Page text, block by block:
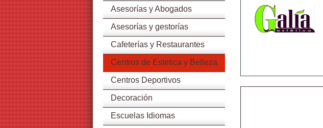
Asesorías y Abogados
Asesorías y gestorías
Cafeterías y Restaurantes
Centros de Estetica y Belleza
Centros Deportivos
Decoración
Escuelas Idiomas